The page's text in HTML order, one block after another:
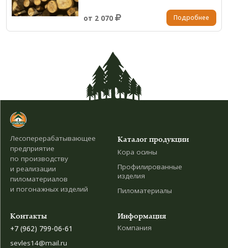
от 2 070 Подробнее
Лесоперерабатывающее
предприятие
по производству
и реализации
пиломатериалов
и погонажных изделий
Каталог продукции
Кора осины
Профилированные
изделия
Пиломатериалы
Информация
Компания
Контакты
+7 (962) 799-06-61
sevles14@mail.ru